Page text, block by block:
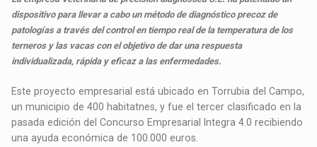
dispositivo para llevar a cabo un método de diagnóstico precoz de
patologías a través del control en tiempo real de la temperatura de los
terneros y las vacas con el objetivo de dar una respuesta
individualizada, rápida y eficaz a las enfermedades.
Este proyecto empresarial está ubicado en Torrubia del Campo,
un municipio de 400 habitatnes, y fue el tercer clasificado en la
pasada edición del Concurso Empresarial Integra 4.0 recibiendo
una ayuda económica de 100.000 euros.